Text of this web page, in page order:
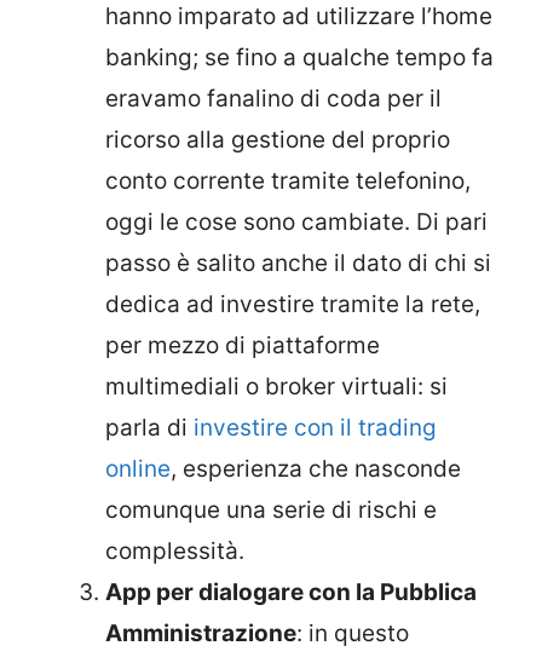
hanno imparato ad utilizzare l’home
banking; se fino a qualche tempo fa
eravamo fanalino di coda per il
ricorso alla gestione del proprio
conto corrente tramite telefonino,
oggi le cose sono cambiate. Di pari
passo è salito anche il dato di chi si
dedica ad investire tramite la rete,
per mezzo di piattaforme
multimediali o broker virtuali: si
parla di investire con il trading
online, esperienza che nasconde
comunque una serie di rischi e
complessità.
App per dialogare con la Pubblica
Amministrazione: in questo